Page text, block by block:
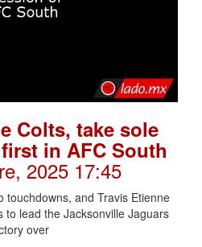
Colts, take sole
in AFC South
2025 17:45
touchdowns, and Travis Etienne
to lead the Jacksonville Jaguars
over